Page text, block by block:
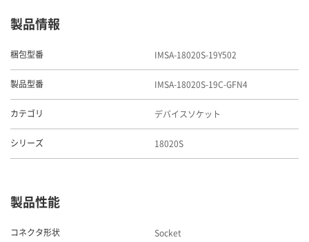
製品情報
梱包型番 IMSA-18020S-19Y502
製品型番 IMSA-18020S-19C-GFN4
カテゴリ デバイスソケット
シリーズ 18020S
製品性能
コネクタ形状 Socket